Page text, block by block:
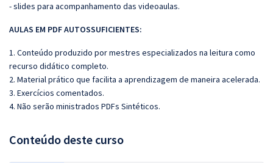
- slides para acompanhamento das videoaulas.
AULAS EM PDF AUTOSSUFICIENTES:
1. Conteúdo produzido por mestres especializados na leitura como
recurso didático completo.
2. Material prático que facilita a aprendizagem de maneira acelerada.
3. Exercícios comentados.
4. Não serão ministrados PDFs Sintéticos.
Conteúdo deste curso